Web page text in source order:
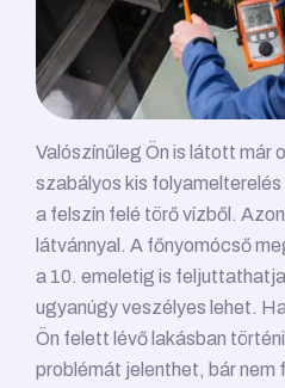
Valószínűleg Ön is látott már
szabályos kis
a felszín felé törő vízből.
látvánnyal. A főnyomócső
a 10. emeletig is
ugyanúgy veszélyes lehet.
Ön felett lévő lakásban
problémát jelenthet, bár nem